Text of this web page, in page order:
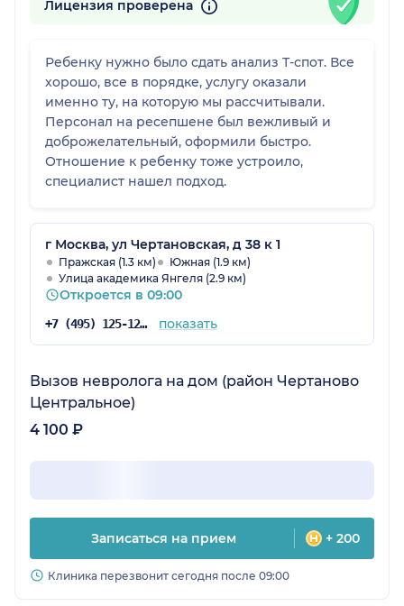
Лицензия проверена
Ребенку нужно было сдать анализ Т-спот. Все
хорошо, все в порядке, услугу оказали
именно ту, на которую мы рассчитывали.
Персонал на ресепшене был вежливый и
доброжелательный, оформили быстро.
Отношение к ребенку тоже устроило,
специалист нашел подход.
г Москва, ул Чертановская, д 38 к 1
Пражская (1.3 км)
Южная (1.9 км)
Улица академика Янгеля (2.9 км)
Откроется в 09:00
+7 (495) 125-12-92 показать
Вызов невролога на дом (район Чертаново
Центральное)
4 100 ₽
Записаться на прием + 200
Клиника перезвонит сегодня после 09:00